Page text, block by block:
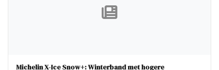
Michelin X-Ice Snow+: Winterband met hogere